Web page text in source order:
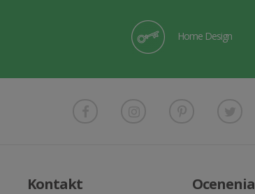
Home Design
Kontakt Ocenenia